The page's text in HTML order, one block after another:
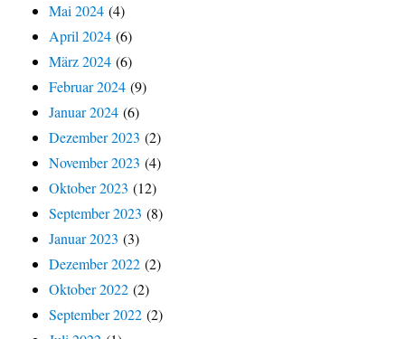
Mai 2024 (4)
April 2024 (6)
März 2024 (6)
Februar 2024 (9)
Januar 2024 (6)
Dezember 2023 (2)
November 2023 (4)
Oktober 2023 (12)
September 2023 (8)
Januar 2023 (3)
Dezember 2022 (2)
Oktober 2022 (2)
September 2022 (2)